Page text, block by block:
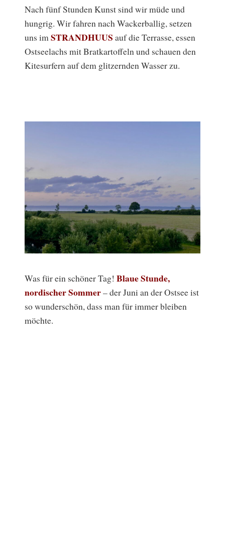
Nach fünf Stunden Kunst sind wir müde und
hungrig. Wir fahren nach Wackerballig, setzen
uns imSTRANDHUUS auf die Terrasse, essen
Ostseelachs mit Bratkartoffeln und schauen den
Kitesurfern auf dem glitzernden Wasser zu.
Was für ein schöner Tag! Blaue Stunde,
nordischer Sommer– der Juni an der Ostsee ist
so wunderschön, dass man für immer bleiben
möchte.